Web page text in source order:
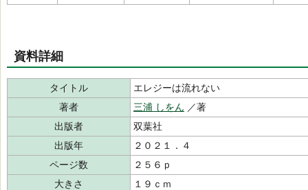
資料詳細
タイトル
エレジーは流れない
著者
三浦 しをん ／著
出版者
双葉社
出版年
２０２１．４
ページ数
２５６ｐ
大きさ
１９ｃｍ